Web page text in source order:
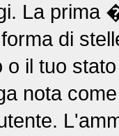
La prima
di
o il tuo
nota